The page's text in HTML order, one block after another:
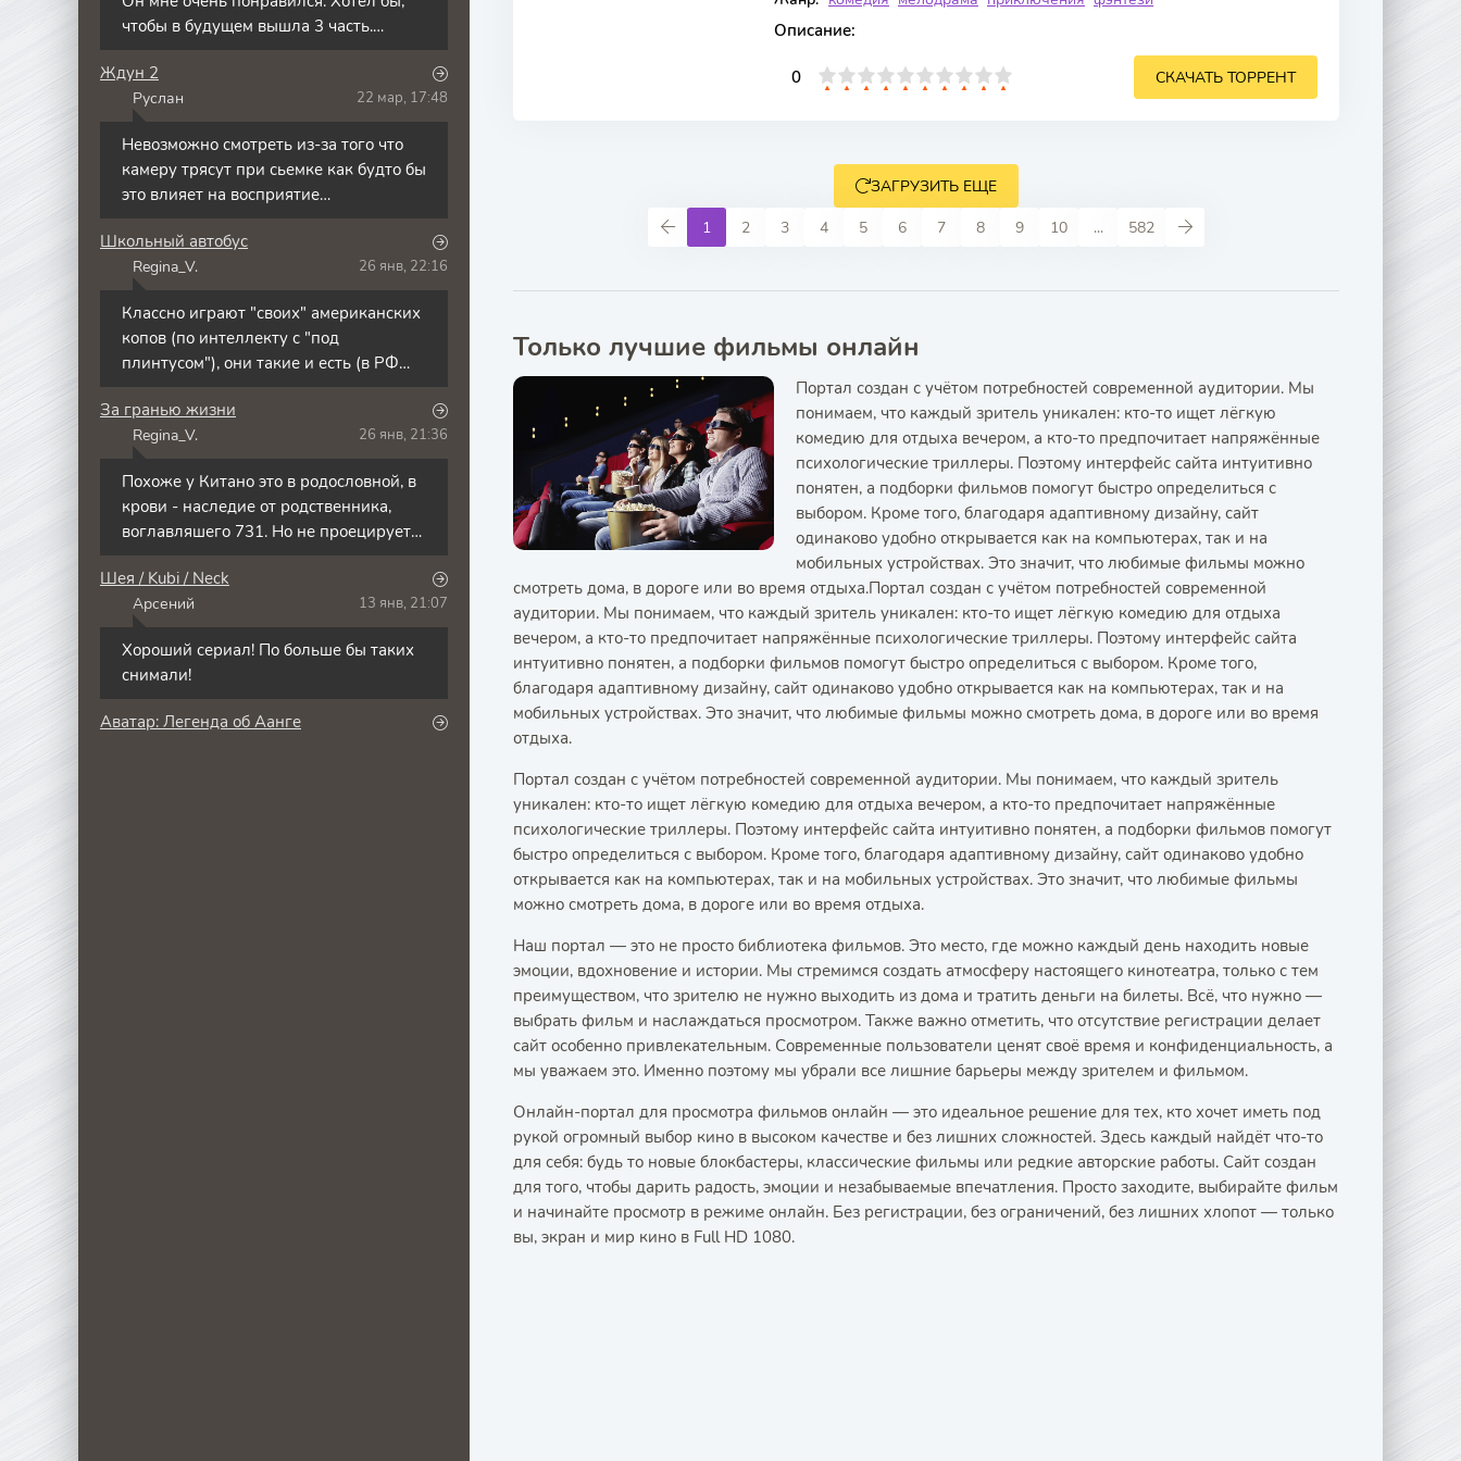
Описание:
0
5 7 8 9 10 СКАЧАТЬ ТОРРЕНТ
ЗАГРУЗИТЬ ЕЩЕ
1
2 3 4 5 6 7 8 9 10 ... 582
Только лучшие фильмы онлайн
Портал создан с учётом потребностей современной аудитории. Мы
понимаем, что каждый зритель уникален: кто-то ищет лёгкую
комедию для отдыха вечером, а кто-то предпочитает напряжённые
психологические триллеры. Поэтому интерфейс сайта интуитивно
понятен, а подборки фильмов помогут быстро определиться с
выбором. Кроме того, благодаря адаптивному дизайну, сайт
одинаково удобно открывается как на компьютерах, так и на
мобильных устройствах. Это значит, что любимые фильмы можно
смотреть дома, в дороге или во время отдыха.Портал создан с учётом потребностей современной
аудитории. Мы понимаем, что каждый зритель уникален: кто-то ищет лёгкую комедию для отдыха
вечером, а кто-то предпочитает напряжённые психологические триллеры. Поэтому интерфейс сайта
интуитивно понятен, а подборки фильмов помогут быстро определиться с выбором. Кроме того,
благодаря адаптивному дизайну, сайт одинаково удобно открывается как на компьютерах, так и на
мобильных устройствах. Это значит, что любимые фильмы можно смотреть дома, в дороге или во время
отдыха.
Портал создан с учётом потребностей современной аудитории. Мы понимаем, что каждый зритель
уникален: кто-то ищет лёгкую комедию для отдыха вечером, а кто-то предпочитает напряжённые
психологические триллеры. Поэтому интерфейс сайта интуитивно понятен, а подборки фильмов помогут
быстро определиться с выбором. Кроме того, благодаря адаптивному дизайну, сайт одинаково удобно
открывается как на компьютерах, так и на мобильных устройствах. Это значит, что любимые фильмы
можно смотреть дома, в дороге или во время отдыха.
Наш портал — это не просто библиотека фильмов. Это место, где можно каждый день находить новые
эмоции, вдохновение и истории. Мы стремимся создать атмосферу настоящего кинотеатра, только с тем
преимуществом, что зрителю не нужно выходить из дома и тратить деньги на билеты. Всё, что нужно —
выбрать фильм и наслаждаться просмотром. Также важно отметить, что отсутствие регистрации делает
сайт особенно привлекательным. Современные пользователи ценят своё время и конфиденциальность, а
мы уважаем это. Именно поэтому мы убрали все лишние барьеры между зрителем и фильмом.
Онлайн-портал для просмотра фильмов онлайн — это идеальное решение для тех, кто хочет иметь под
рукой огромный выбор кино в высоком качестве и без лишних сложностей. Здесь каждый найдёт что-то
для себя: будь то новые блокбастеры, классические фильмы или редкие авторские работы. Сайт создан
для того, чтобы дарить радость, эмоции и незабываемые впечатления. Просто заходите, выбирайте фильм
и начинайте просмотр в режиме онлайн. Без регистрации, без ограничений, без лишних хлопот — только
вы, экран и мир кино в Full HD 1080.
чтобы в будущем вышла 3 часть.
Фильм Ждун 3.
Ждун 2
Руслан 22 мар, 17:48
Невозможно смотреть из-за того что
камеру трясут при сьемке как будто бы
это влияет на восприятие
чрезвычайной ситуации . По факту
тяжело смотреть ,
Школьный автобус
Regina_V. 26 янв, 22:16
Классно играют "своих" американских
копов (по интеллекту с "под
плинтусом"), они такие и есть (в РФ
такие тоже есть и не мало,
За гранью жизни
Regina_V. 26 янв, 21:36
Похоже у Китано это в родословной, в
крови - наследие от родственника,
воглавляшего 731. Но не проецирует
желания на экран.
Шея / Kubi / Neck
Арсений 13 янв, 21:07
Хороший сериал! По больше бы таких
снимали!
Аватар: Легенда об Аанге